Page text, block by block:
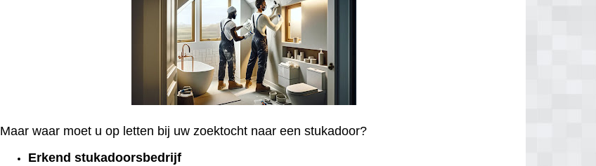
Maar waar moet u op letten bij uw zoektocht naar een stukadoor?
Erkend stukadoorsbedrijf